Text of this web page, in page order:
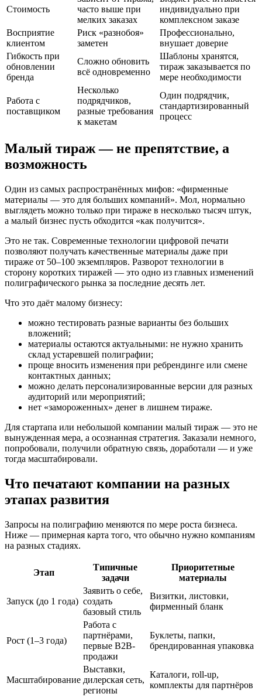
Стоимость
часто выше при
мелких заказах
индивидуально при
комплексном заказе
Восприятие
клиентом
Риск «разнобоя»
заметен
Профессионально,
внушает доверие
Гибкость при
обновлении
бренда
Сложно обновить
всё одновременно
Шаблоны хранятся,
тираж заказывается по
мере необходимости
Работа с
поставщиком
Несколько
подрядчиков,
разные требования
к макетам
Один подрядчик,
стандартизированный
процесс
Малый тираж — не препятствие, а
возможность
Один из самых распространённых мифов: «фирменные
материалы — это для больших компаний». Мол, нормально
выглядеть можно только при тираже в несколько тысяч штук,
а малый бизнес пусть обходится «как получится».
Это не так. Современные технологии цифровой печати
позволяют получать качественные материалы даже при
тираже от 50–100 экземпляров. Разворот технологии в
сторону коротких тиражей — это одно из главных изменений
полиграфического рынка за последние десять лет.
Что это даёт малому бизнесу:
можно тестировать разные варианты без больших
вложений;
материалы остаются актуальными: не нужно хранить
склад устаревшей полиграфии;
проще вносить изменения при ребрендинге или смене
контактных данных;
можно делать персонализированные версии для разных
аудиторий или мероприятий;
нет «замороженных» денег в лишнем тираже.
Для стартапа или небольшой компании малый тираж — это не
вынужденная мера, а осознанная стратегия. Заказали немного,
попробовали, получили обратную связь, доработали — и уже
тогда масштабировали.
Что печатают компании на разных
этапах развития
Запросы на полиграфию меняются по мере роста бизнеса.
Ниже — примерная карта того, что обычно нужно компаниям
на разных стадиях.
Этап
Типичные
задачи
Приоритетные
материалы
Запуск (до 1 года)
Заявить о себе,
создать
базовый стиль
Визитки, листовки,
фирменный бланк
Рост (1–3 года)
Работа с
партнёрами,
первые B2B-
продажи
Буклеты, папки,
брендированная упаковка
Масштабирование
Выставки,
дилерская сеть,
регионы
Каталоги, roll-up,
комплекты для партнёров